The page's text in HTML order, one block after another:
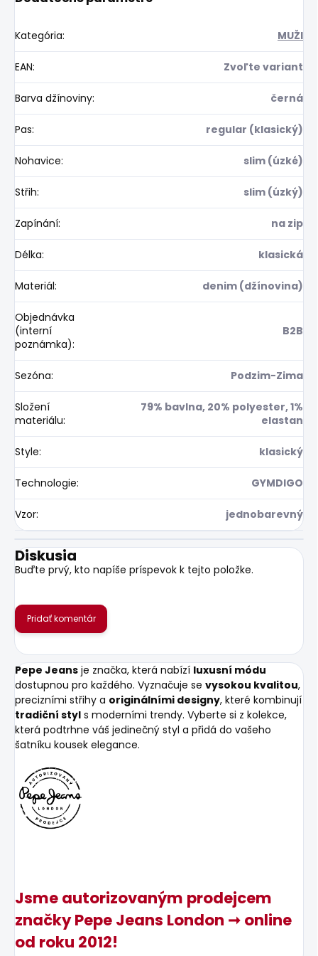
Kategória: MUŽI
EAN: Zvoľte variant
Barva džínoviny: černá
Pas: regular (klasický)
Nohavice: slim (úzké)
Střih: slim (úzký)
Zapínání: na zip
Délka: klasická
Materiál: denim (džínovina)
Objednávka
(interní
poznámka):
B2B
Sezóna: Podzim-Zima
Složení
materiálu:
79% bavlna, 20% polyester, 1%
elastan
Style: klasický
Technologie: GYMDIGO
Vzor: jednobarevný
Diskusia
Buďte prvý, kto napíše príspevok k tejto položke.
Pridať komentár
Pepe Jeans je značka, která nabízí luxusní módu
dostupnou pro každého. Vyznačuje se vysokou kvalitou,
precizními střihy a originálními designy, které kombinují
tradiční styl s moderními trendy. Vyberte si z kolekce,
která podtrhne váš jedinečný styl a přidá do vašeho
šatníku kousek elegance.
Jsme autorizovaným prodejcem
značky Pepe Jeans London ➞ online
od roku 2012!